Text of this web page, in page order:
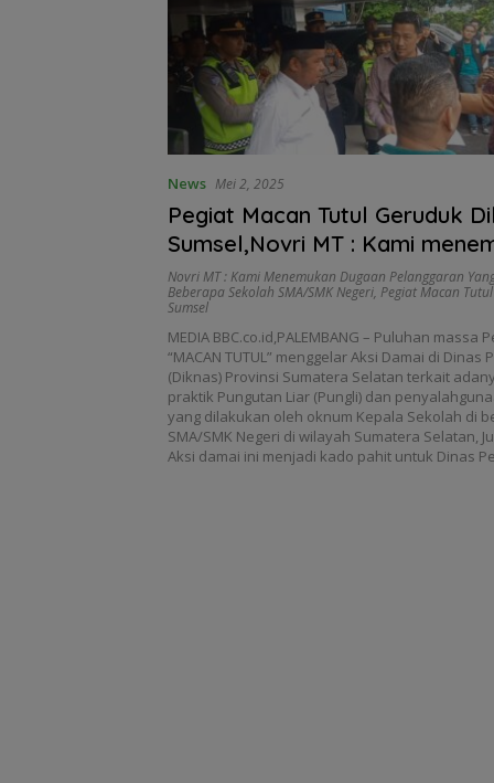
News Mei 2, 2025
Pegiat Macan Tutul Geruduk
Sumsel,Novri MT : Kami
dugaan pelanggaran yang
beberapa sekolah SMA/SMK
Novri MT : Kami Menemukan Dugaan Pelanggaran
Beberapa Sekolah SMA/SMK Negeri, Pegiat Macan
Sumsel
MEDIA BBC.co.id,PALEMBANG – Puluhan massa
“MACAN TUTUL” menggelar Aksi Damai di Dinas
(Diknas) Provinsi Sumatera Selatan terkait
praktik Pungutan Liar (Pungli) dan
yang dilakukan oleh oknum Kepala Sekolah di
SMA/SMK Negeri di wilayah Sumatera Selatan,
Aksi damai ini menjadi kado pahit untuk Dinas